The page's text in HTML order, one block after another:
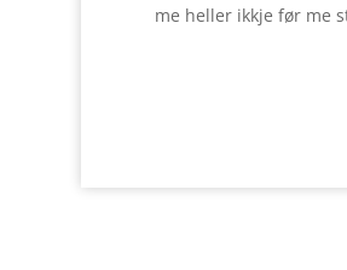
me heller ikkje før me